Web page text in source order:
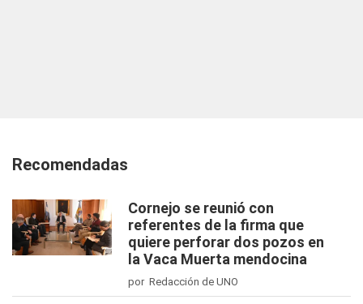
Recomendadas
Cornejo se reunió con
referentes de la firma que
quiere perforar dos pozos en
la Vaca Muerta mendocina
por Redacción de UNO